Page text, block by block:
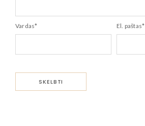
Vardas* El. paštas*